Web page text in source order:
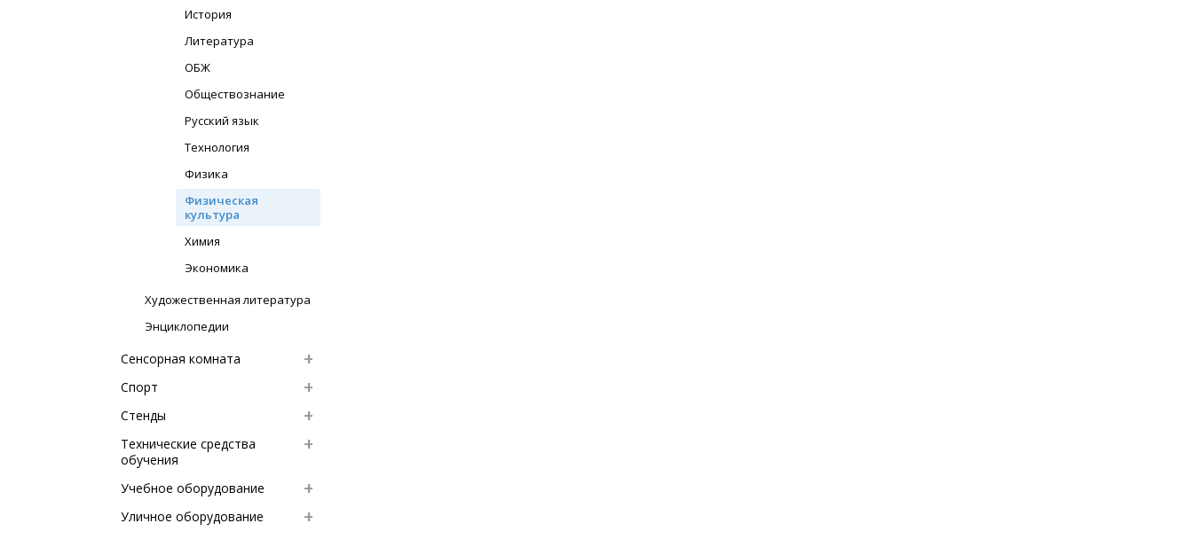
История
Литература
ОБЖ
Обществознание
Русский язык
Технология
Физика
Физическая
культура
Химия
Экономика
Художественная литература
Энциклопедии
Сенсорная комната
Спорт
Стенды
Технические средства
обучения
Учебное оборудование
Уличное оборудование